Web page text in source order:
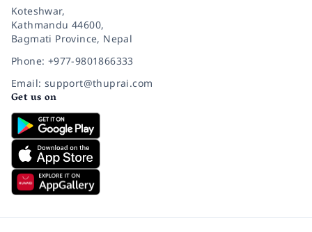
Koteshwar,
Kathmandu 44600,
Bagmati Province, Nepal
Phone: +977-9801866333
Email: support@thuprai.com
Get us on